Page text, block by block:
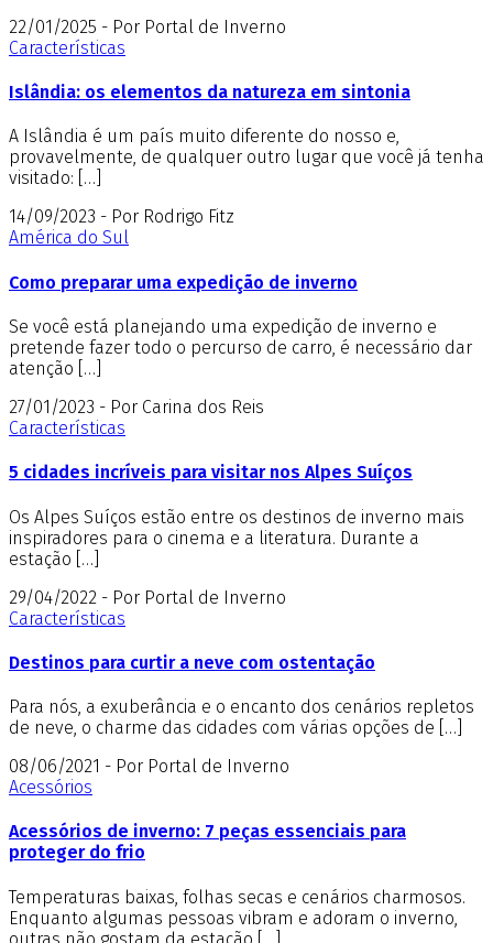
22/01/2025 - Por Portal de Inverno
Características
Islândia: os elementos da natureza em sintonia
A Islândia é um país muito diferente do nosso e,
provavelmente, de qualquer outro lugar que você já tenha
visitado: […]
14/09/2023 - Por Rodrigo Fitz
América do Sul
Como preparar uma expedição de inverno
Se você está planejando uma expedição de inverno e
pretende fazer todo o percurso de carro, é necessário dar
atenção […]
27/01/2023 - Por Carina dos Reis
Características
5 cidades incríveis para visitar nos Alpes Suíços
Os Alpes Suíços estão entre os destinos de inverno mais
inspiradores para o cinema e a literatura. Durante a
estação […]
29/04/2022 - Por Portal de Inverno
Características
Destinos para curtir a neve com ostentação
Para nós, a exuberância e o encanto dos cenários repletos
de neve, o charme das cidades com várias opções de […]
08/06/2021 - Por Portal de Inverno
Acessórios
Acessórios de inverno: 7 peças essenciais para
proteger do frio
Temperaturas baixas, folhas secas e cenários charmosos.
Enquanto algumas pessoas vibram e adoram o inverno,
outras não gostam da estação […]